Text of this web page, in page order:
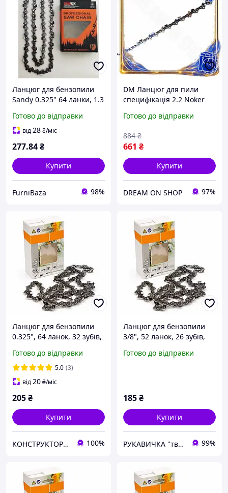
Ланцюг для бензопили
Sandy 0.325" 64 ланки, 1.3
ефективного
розпилювання деревини
Готово до відправки
від28₴/міс
277.84₴
Купити
FurniBaza 98%
DM Ланцюг для пили
специфікація 2.2 Noker
бензопили для
лі SPE|LZ
Готово до відправки
661 ₴
884 ₴
Купити
DREAM ON SHOP 97%
Ланцюг для бензопили
0.325", 64 ланок, 32 зубів,
для твердих порід
деревини
Готово до відправки
5.0 (3)
від20₴/міс
205₴
Купити
КОНСТРУКТОР онлайн-магазин 100%
Ланцюг для бензопили
3/8", 52 ланок, 26 зубів,
для твердих порід
Готово до відправки
185₴
Купити
РУКАВИЧКА "твоя будівельна скарбничка" 99%